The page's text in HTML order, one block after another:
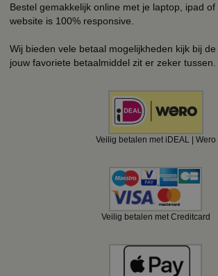
Bestel gemakkelijk online met je laptop, ipad
website is 100% responsive.
Wij bieden vele betaal mogelijkheden kijk bij
jouw favoriete betaalmiddel zit er zeker tussen.
Veilig betalen met iDEAL | Wero
Veilig betalen met Creditcard